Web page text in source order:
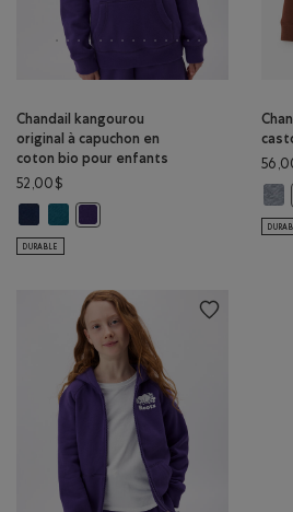
Chandail kangourou
original à capuchon en
coton bio pour enfants
52,00$
Chandail kangourou original à capuchon
Chandail kangourou original à
DURABLE